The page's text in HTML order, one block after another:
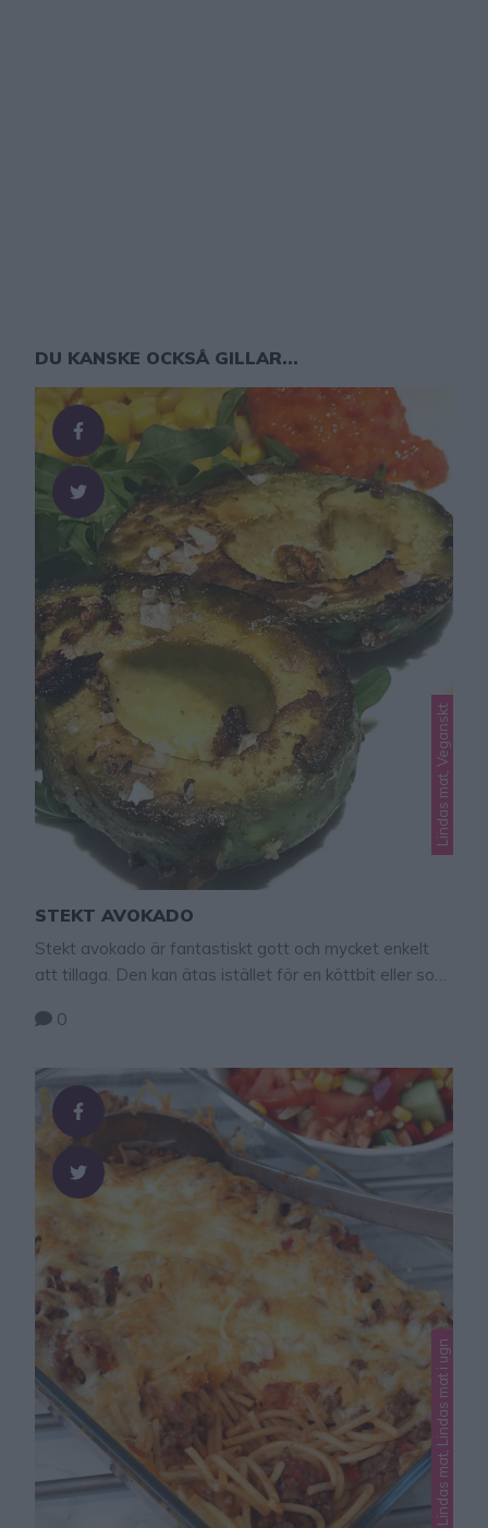
DU KANSKE OCKSÅ GILLAR...
Lindas mat, Veganskt
STEKT AVOKADO
Stekt avokado är fantastiskt gott och mycket enkelt
att tillaga. Den kan ätas istället för en köttbit eller som
en klick Keso, Ajvar eller vad du själv önskar. Den
vansinnigt gott! Tips! Här hittar du fler …
0
Lindas mat, Lindas mat i ugn